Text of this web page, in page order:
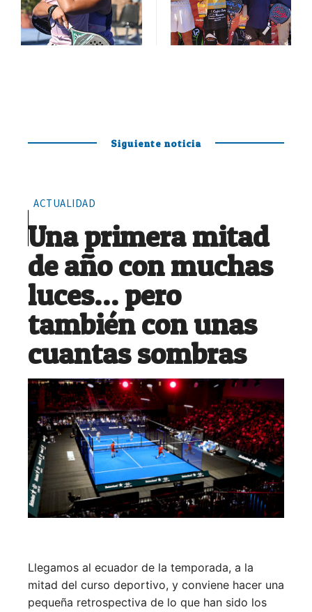
Siguiente noticia
ACTUALIDAD
Una primera mitad
de año con muchas
luces… pero
también con unas
cuantas sombras
Llegamos al ecuador de la temporada, a la
mitad del curso deportivo, y conviene hacer una
pequeña retrospectiva de lo que han sido los